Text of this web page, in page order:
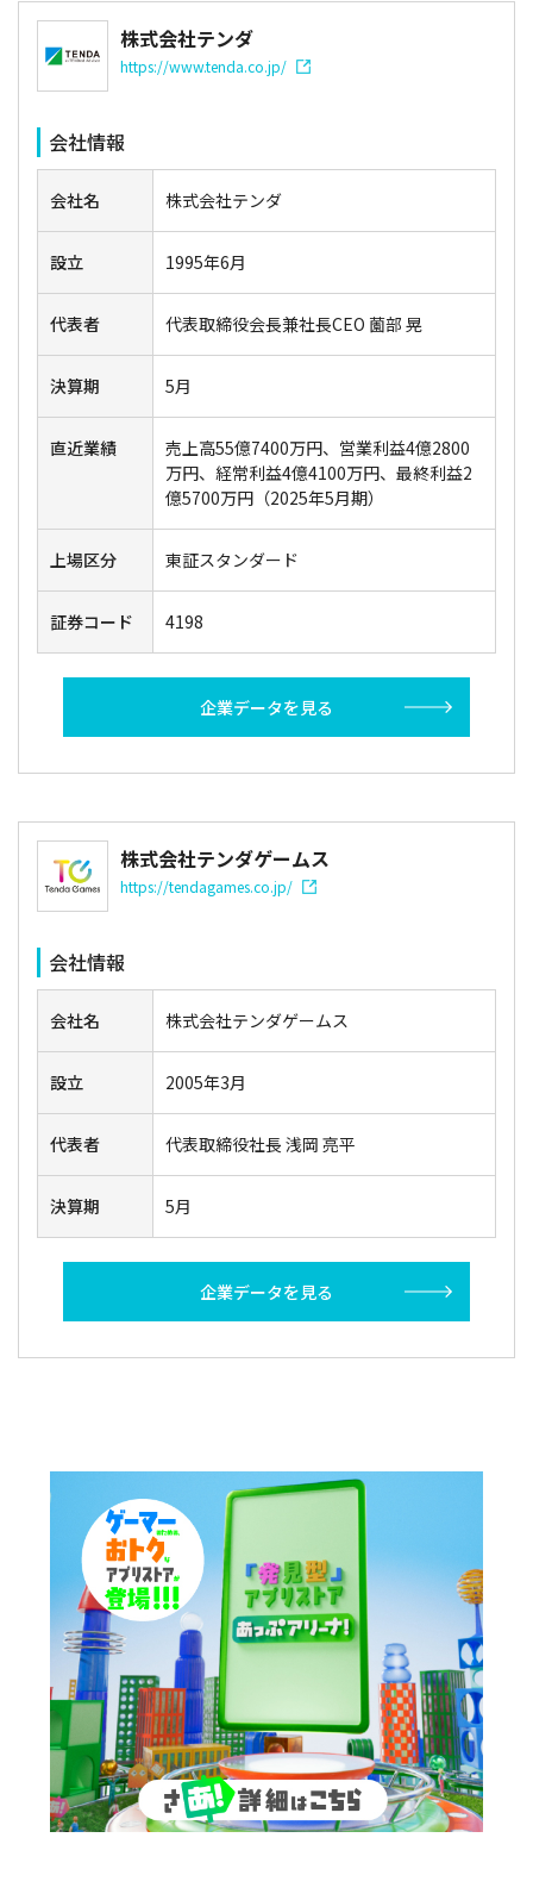
株式会社テンダ
https://www.tenda.co.jp/
会社情報
会社名 株式会社テンダ
設立 1995年6月
代表者 代表取締役会長兼社長CEO 薗部 晃
決算期 5月
直近業績
売上高55億7400万円、営業利益4億2800
万円、経常利益4億4100万円、最終利益2
億5700万円（2025年5月期）
上場区分 東証スタンダード
証券コード 4198
企業データを見る
株式会社テンダゲームス
https://tendagames.co.jp/
会社情報
会社名 株式会社テンダゲームス
設立 2005年3月
代表者 代表取締役社長 浅岡 亮平
決算期 5月
企業データを見る